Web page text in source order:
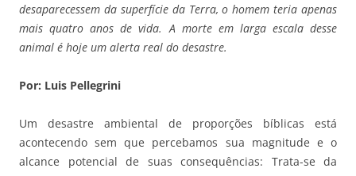
desaparecessem da superfície da Terra, o homem teria apenas
mais quatro anos de vida. A morte em larga escala desse
animal é hoje um alerta real do desastre.
Por: Luis Pellegrini
Um desastre ambiental de proporções bíblicas está
acontecendo sem que percebamos sua magnitude e o
alcance potencial de suas consequências: Trata-se da